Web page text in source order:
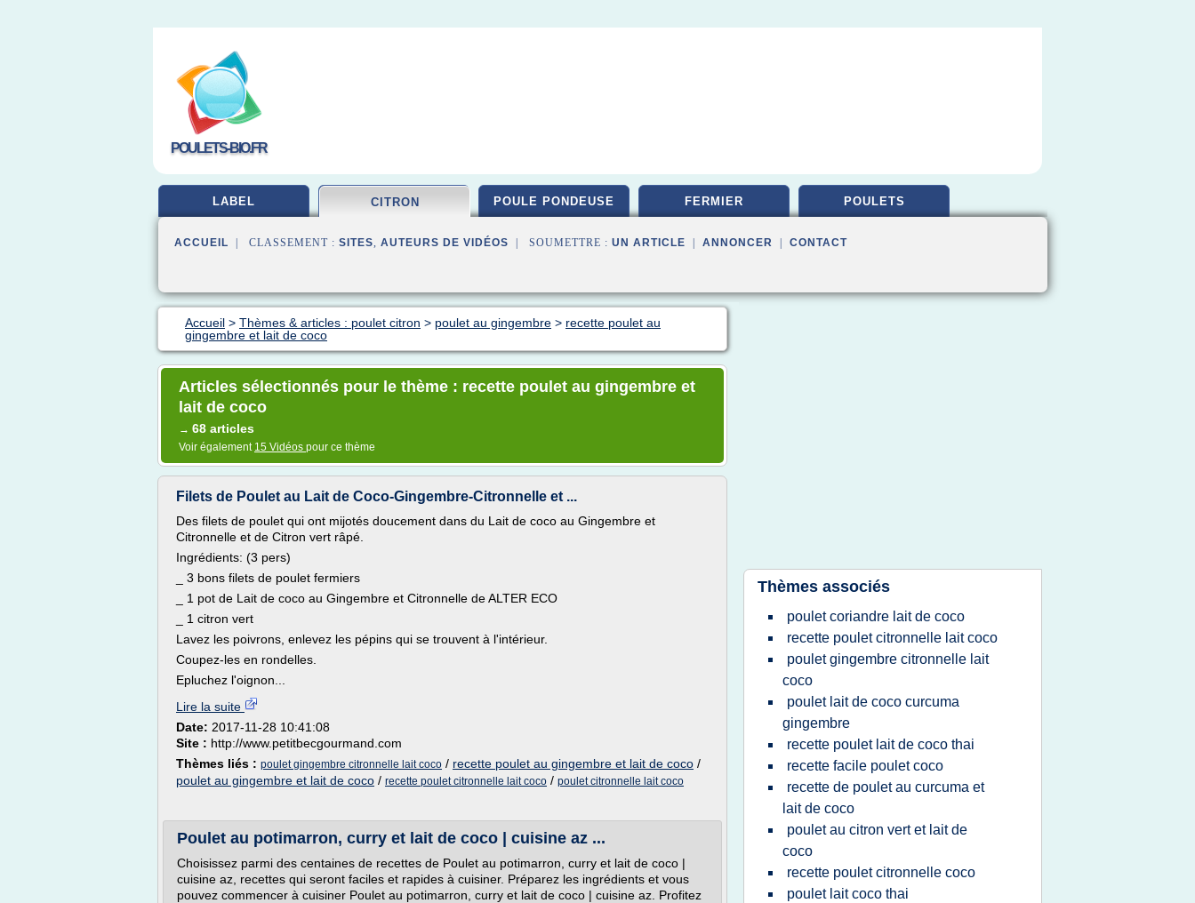
POULETS-BIO.FR
LABEL CITRON POULE PONDEUSE FERMIER POULETS
ACCUEIL | CLASSEMENT : SITES, AUTEURS DE VIDÉOS | SOUMETTRE : UN ARTICLE ANNONCER CONTACT
Accueil > Thèmes & articles : poulet citron > poulet au gingembre > recette poulet au
gingembre et lait de coco
Articles sélectionnés pour le thème : recette poulet au gingembre et
lait de coco
→ 68 articles
Voir également 15 Vidéos pour ce thème
Filets de Poulet au Lait de Coco-Gingembre-Citronnelle et ...
Des filets de poulet qui ont mijotés doucement dans du Lait de coco au Gingembre et
Citronnelle et de Citron vert râpé.
Ingrédients: (3 pers)
_ 3 bons filets de poulet fermiers
_ 1 pot de Lait de coco au Gingembre et Citronnelle de ALTER ECO
_ 1 citron vert
Lavez les poivrons, enlevez les pépins qui se trouvent à l'intérieur.
Coupez-les en rondelles.
Epluchez l'oignon...
Lire la suite
Date: 2017-11-28 10:41:08
Site : http://www.petitbecgourmand.com
Thèmes liés : poulet gingembre citronnelle lait coco / recette poulet au gingembre et lait de coco /
poulet au gingembre et lait de coco / recette poulet citronnelle lait coco / poulet citronnelle lait coco
Poulet au potimarron, curry et lait de coco | cuisine az ...
Choisissez parmi des centaines de recettes de Poulet au potimarron, curry et lait de coco |
cuisine az, recettes qui seront faciles et rapides à cuisiner. Préparez les ingrédients et vous
pouvez commencer à cuisiner Poulet au potimarron, curry et lait de coco | cuisine az. Profitez
Thèmes associés
poulet coriandre lait de coco
recette poulet citronnelle lait coco
poulet gingembre citronnelle lait
coco
poulet lait de coco curcuma
gingembre
recette poulet lait de coco thai
recette facile poulet coco
recette de poulet au curcuma et
lait de coco
poulet au citron vert et lait de
coco
recette poulet citronnelle coco
poulet lait coco thai